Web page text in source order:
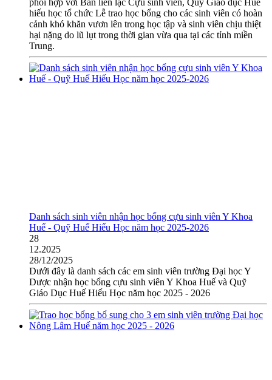
hiếu học tổ chức Lễ trao học bổng cho các sinh viên có hoàn
cảnh khó khăn vươn lên trong học tập và sinh viên chịu thiệt
hại nặng do lũ lụt trong thời gian vừa qua tại các tỉnh miền
Trung.
Danh sách sinh viên nhận học bổng cựu sinh viên Y Khoa
Huế - Quỹ Huế Hiếu Học năm học 2025-2026
28
12.2025
28/12/2025
Dưới đây là danh sách các em sinh viên trường Đại học Y
Dược nhận học bổng cựu sinh viên Y Khoa Huế và Quỹ
Giáo Dục Huế Hiếu Học năm học 2025 - 2026